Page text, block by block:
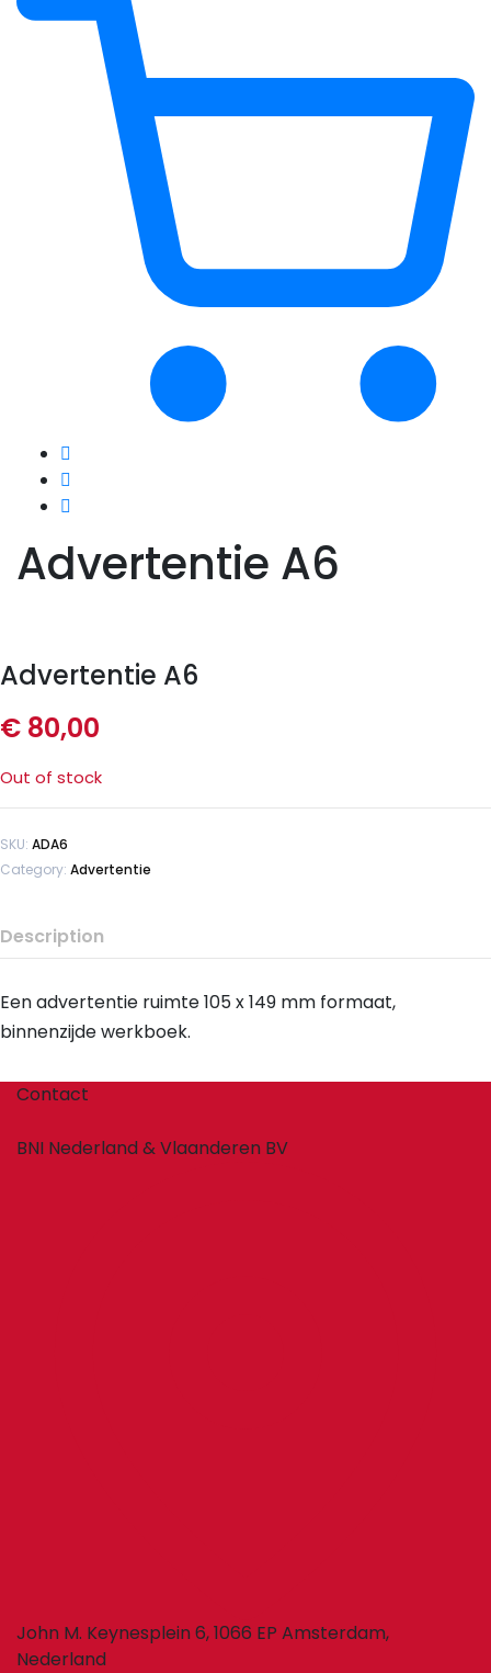
Advertentie A6
Advertentie A6
€ 80,00
Out of stock
SKU: ADA6
Category: Advertentie
Description
Een advertentie ruimte 105 x 149 mm formaat,
binnenzijde werkboek.
Contact
BNI Nederland & Vlaanderen BV
John M. Keynesplein 6, 1066 EP Amsterdam,
Nederland